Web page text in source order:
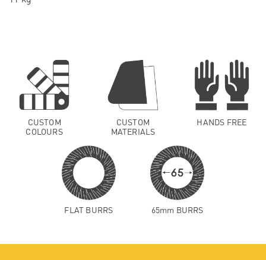
CUSTOM
COLOURS
CUSTOM
MATERIALS
HANDS FREE
FLAT BURRS 65mm BURRS